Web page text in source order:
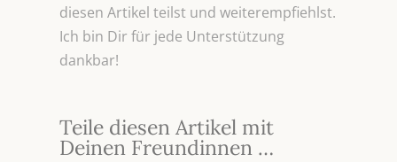
diesen Artikel teilst und weiterempfiehlst.
Ich bin Dir für jede Unterstützung
dankbar!
Teile diesen Artikel mit
Deinen Freundinnen …